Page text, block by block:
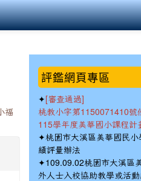
福
::: 評鑑網頁專區
✦ [審查通過]
桃教小字第1150071410號
115學年度美華國小課程計
✦桃園市大溪區美華國民小
績評量辦法
✦109.09.02桃園市大溪區
外人士入校協助教學或活動